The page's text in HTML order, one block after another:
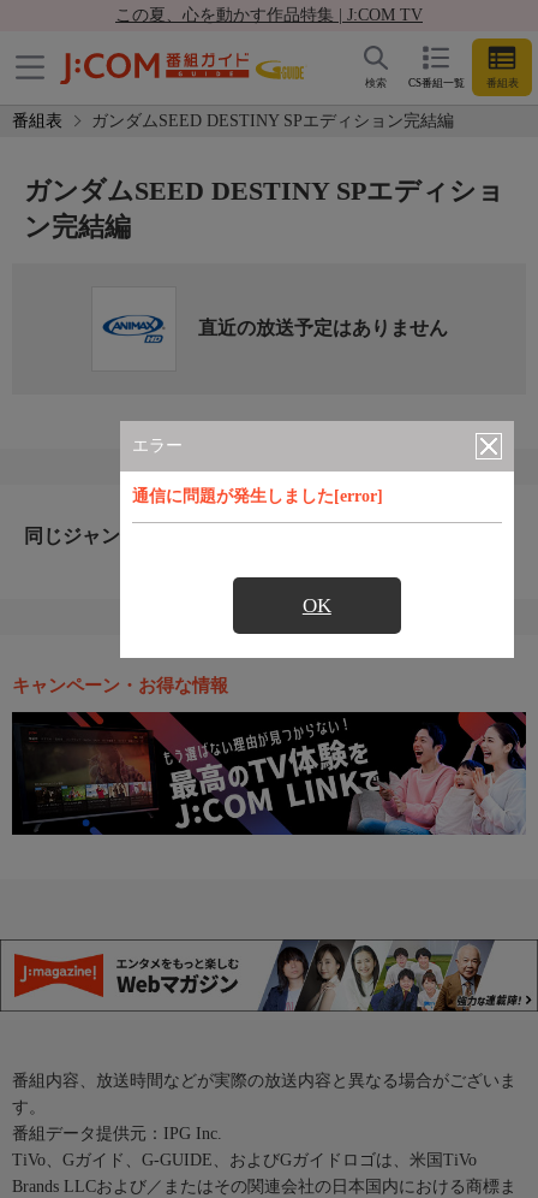
この夏、心を動かす作品特集 | J:COM TV
CS番組一覧 番組表
検索
番組表 ガンダムSEED DESTINY SPエディション完結編
エラー
通信に問題が発生しました[error]
OK
ガンダムSEED DESTINY SPエディショ
ン完結編
直近の放送予定はありません
同じジャンルのおすすめ番組
キャンペーン・お得な情報
番組内容、放送時間などが実際の放送内容と異なる場合がございま
す。
番組データ提供元：IPG Inc.
TiVo、Gガイド、G-GUIDE、およびGガイドロゴは、米国TiVo
Brands LLCおよび／またはその関連会社の日本国内における商標ま